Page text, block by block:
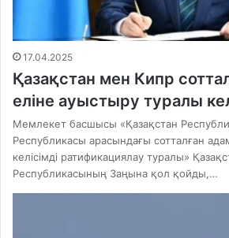
17.04.2025
Қазақстан мен Кипр
еліне ауыстыру туралы
Мемлекет басшысы «Қазақстан
Республикасы арасындағы сотталған
келісімді ратификациялау туралы»
Республикасының Заңына қол қойды,…